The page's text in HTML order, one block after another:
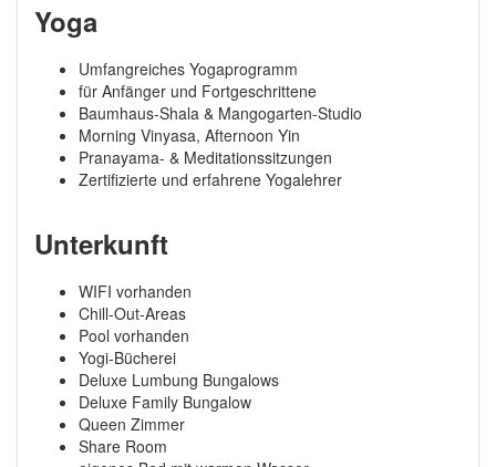
Yoga
Umfangreiches Yogaprogramm
für Anfänger und Fortgeschrittene
Baumhaus-Shala & Mangogarten-Studio
Morning Vinyasa, Afternoon Yin
Pranayama- & Meditationssitzungen
Zertifizierte und erfahrene Yogalehrer
Unterkunft
WIFI vorhanden
Chill-Out-Areas
Pool vorhanden
Yogi-Bücherei
Deluxe Lumbung Bungalows
Deluxe Family Bungalow
Queen Zimmer
Share Room